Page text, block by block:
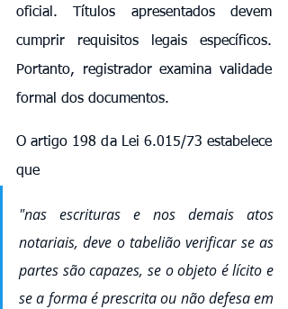
oficial. Títulos apresentados devem
cumprir requisitos legais específicos.
Portanto, registrador examina validade
formal dos documentos.
O artigo 198 da Lei 6.015/73 estabelece
que
"nas escrituras e nos demais atos
notariais, deve o tabelião verificar se as
partes são capazes, se o objeto é lícito e
se a forma é prescrita ou não defesa em